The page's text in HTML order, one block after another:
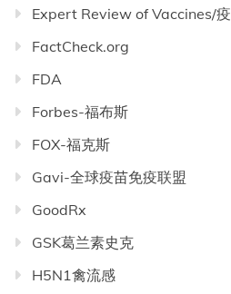
Expert Review of Vaccines/
FactCheck.org
FDA
Forbes-福布斯
FOX-福克斯
Gavi-全球疫苗免疫联盟
GoodRx
GSK葛兰素史克
H5N1禽流感